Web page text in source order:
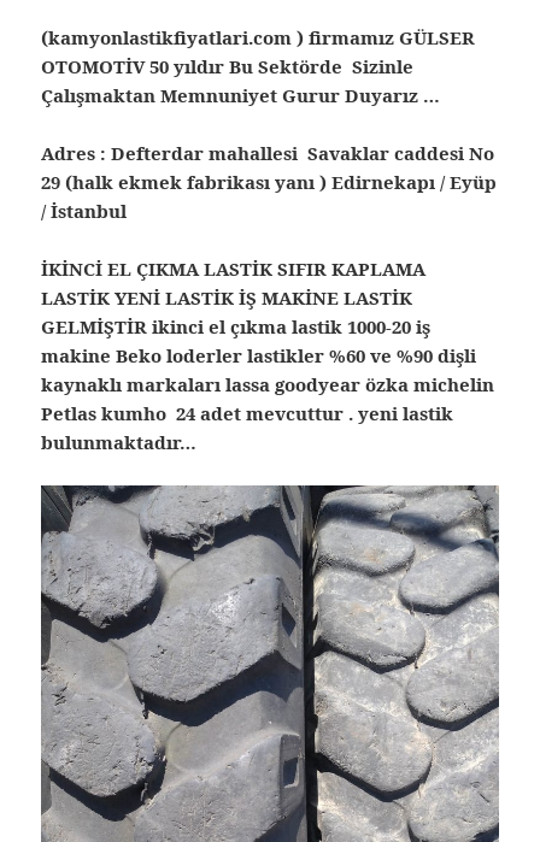
(kamyonlastikfiyatlari.com ) firmamız GÜLSER
OTOMOTİV 50 yıldır Bu Sektörde Sizinle
Çalışmaktan Memnuniyet Gurur Duyarız …
Adres : Defterdar mahallesi Savaklar caddesi No
29 (halk ekmek fabrikası yanı ) Edirnekapı / Eyüp
/ İstanbul
İKİNCİ EL ÇIKMA LASTİK SIFIR KAPLAMA
LASTİK YENİ LASTİK İŞ MAKİNE LASTİK
GELMİŞTİR ikinci el çıkma lastik 1000-20 iş
makine Beko loderler lastikler %60 ve %90 dişli
kaynaklı markaları lassa goodyear özka michelin
Petlas kumho 24 adet mevcuttur . yeni lastik
bulunmaktadır…